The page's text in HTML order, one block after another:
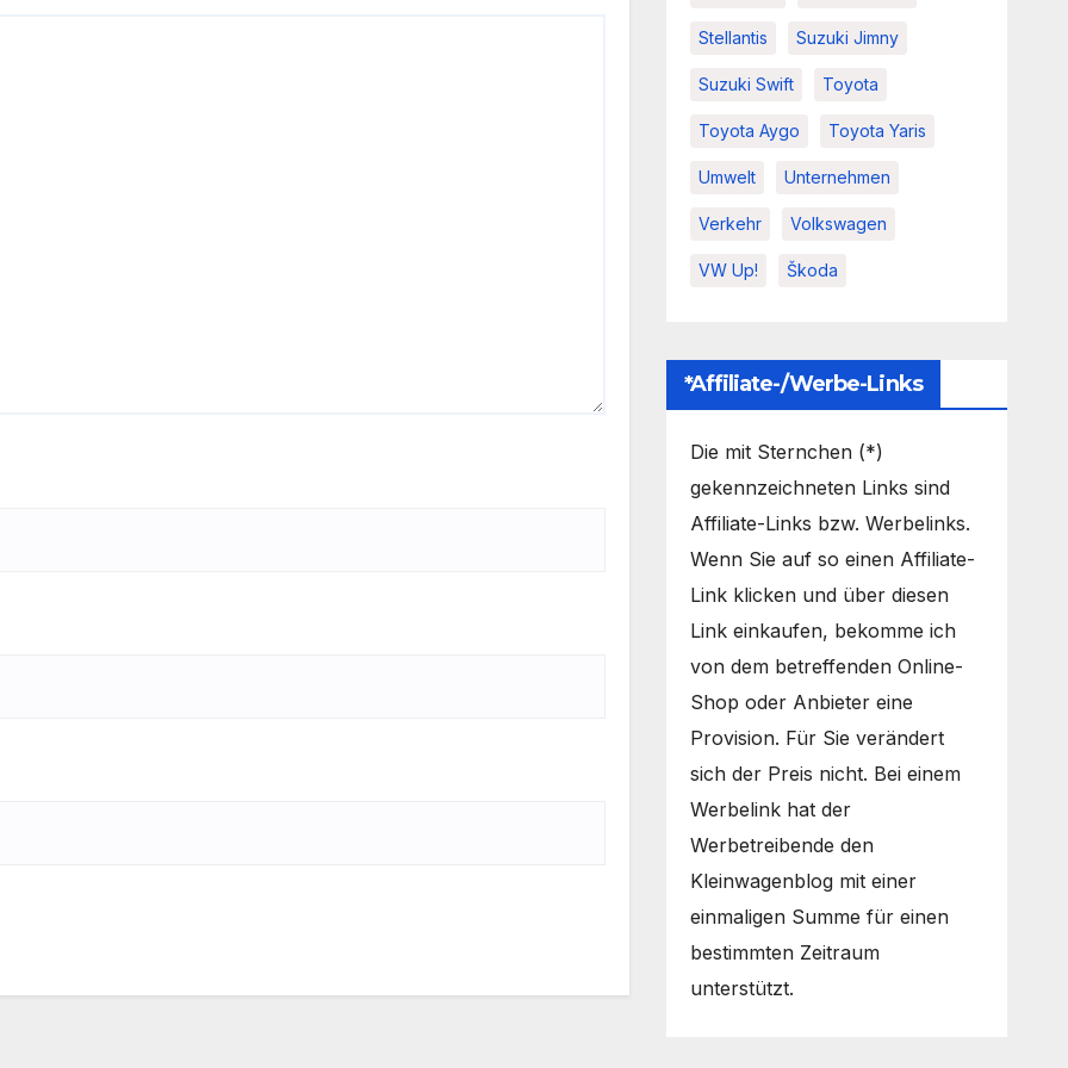
Stellantis Suzuki Jimny
Suzuki Swift Toyota
Toyota Aygo Toyota Yaris
Umwelt Unternehmen
Verkehr Volkswagen
VW Up! Škoda
*Affiliate-/Werbe-Links
Die mit Sternchen (*)
gekennzeichneten Links sind
Affiliate-Links bzw. Werbelinks.
Wenn Sie auf so einen Affiliate-
Link klicken und über diesen
Link einkaufen, bekomme ich
von dem betreffenden Online-
Shop oder Anbieter eine
Provision. Für Sie verändert
sich der Preis nicht. Bei einem
Werbelink hat der
Werbetreibende den
Kleinwagenblog mit einer
einmaligen Summe für einen
bestimmten Zeitraum
unterstützt.